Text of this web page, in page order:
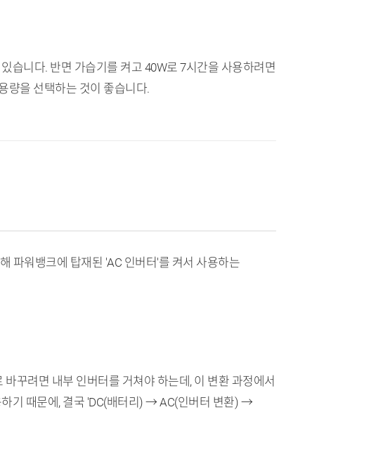
습니다. 반면 가습기를 켜고 40W로 7시간을 사용하려면
량을 선택하는 것이 좋습니다.
파워뱅크에 탑재된 'AC 인버터'를 켜서 사용하는
꾸려면 내부 인버터를 거쳐야 하는데, 이 변환 과정에서
기 때문에, 결국 'DC(배터리) → AC(인버터 변환) →